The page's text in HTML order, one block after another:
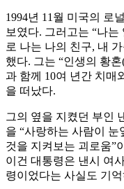
1994년 11월 미국의 로
보였다. 그러고는 “나
로 나는 나의 친구, 내
했다. 그는 “인생의 황
과 함께 10여 년간 치매
을 떠났다.
그의 옆을 지켰던 부인
을 “사랑하는 사람이
것을 지켜보는 괴로움”
이건 대통령은 낸시 여
령이었다는 사실도 기